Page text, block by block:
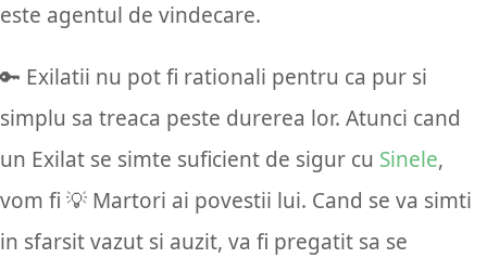
este agentul de vindecare.
🔑 Exilatii nu pot fi rationali pentru ca pur si
simplu sa treaca peste durerea lor. Atunci cand
un Exilat se simte suficient de sigur cu Sinele,
vom fi 💡 Martori ai povestii lui. Cand se va simti
in sfarsit vazut si auzit, va fi pregatit sa se